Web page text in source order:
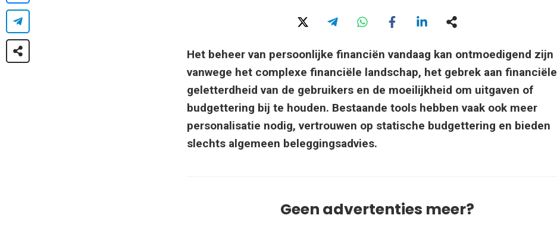
Het beheer van persoonlijke financiën vandaag kan ontmoedigend zijn
vanwege het complexe financiële landschap, het gebrek aan financiële
geletterdheid van de gebruikers en de moeilijkheid om uitgaven of
budgettering bij te houden. Bestaande tools hebben vaak ook meer
personalisatie nodig, vertrouwen op statische budgettering en bieden
slechts algemeen beleggingsadvies.
Geen advertenties meer?